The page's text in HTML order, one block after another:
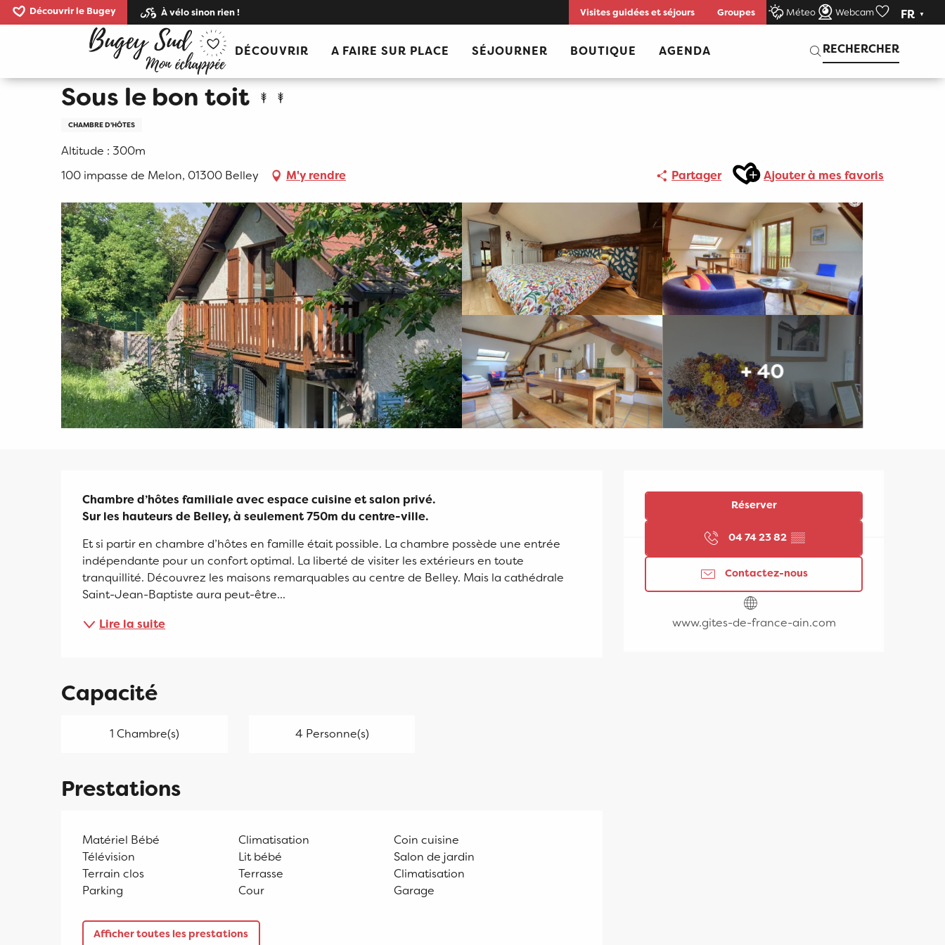
Aller
au
Visites guidées et séjours Groupes Méteo Webcam FR
Découvrir le Bugey À vélo sinon rien !
DÉCOUVRIR A FAIRE SUR PLACE SÉJOURNER BOUTIQUE AGENDA RECHERCHER
Recherche
Accueil Sous le bon toit
Sous le bon toit
CHAMBRE D'HÔTES
Altitude : 300m
100 impasse de Melon, 01300 Belley
M'y rendre Partager
Ajouter aux favoris
Ajouter à mes favoris
+ 40
Ouverture et
Réserver
04 74 23 82 ▒▒
Contactez-nous
www.gites-de-france-ain.com
Description
Chambre d’hôtes familiale avec espace cuisine et salon privé.
Sur les hauteurs de Belley, à seulement 750m du centre-ville.
Et si partir en chambre d’hôtes en famille était possible. La chambre possède une entrée
indépendante pour un confort optimal. La liberté de visiter les extérieurs en toute
tranquillité. Découvrez les maisons remarquables au centre de Belley. Mais la cathédrale
Saint-Jean-Baptiste aura peut-être...
Lire la suite
Capacité
1 Chambre(s) 4 Personne(s)
Prestations
Matériel Bébé Climatisation
Coin cuisine
Télévision
Lit bébé
Salon de jardin
Terrain clos
Terrasse
Climatisation
Parking
Cour Garage
Afficher toutes les prestations